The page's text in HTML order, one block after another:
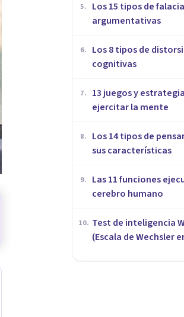
5.
Los 15 tipos de
argumentativas
6.
Los 8 tipos de
cognitivas
7.
13 juegos y
ejercitar la mente
8.
Los 14 tipos de
sus características
9.
Las 11 funciones
cerebro humano
10. Test de inteligencia
(Escala de Wechsler